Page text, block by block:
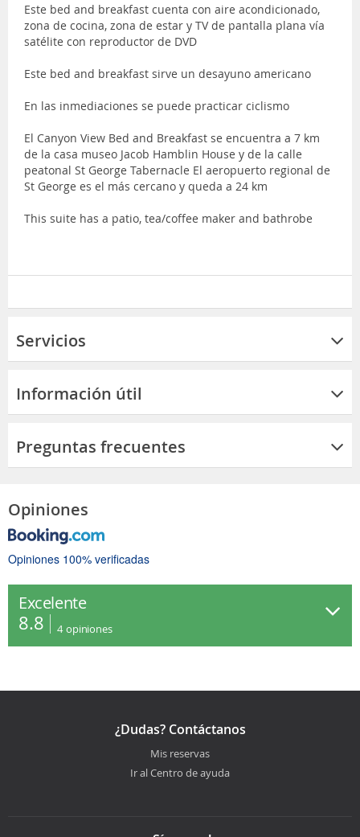
Este bed and breakfast cuenta con aire acondicionado,
zona de cocina, zona de estar y TV de pantalla plana vía
satélite con reproductor de DVD
Este bed and breakfast sirve un desayuno americano
En las inmediaciones se puede practicar ciclismo
El Canyon View Bed and Breakfast se encuentra a 7 km
de la casa museo Jacob Hamblin House y de la calle
peatonal St George Tabernacle El aeropuerto regional de
St George es el más cercano y queda a 24 km
This suite has a patio, tea/coffee maker and bathrobe
Servicios
Información útil
Preguntas frecuentes
Opiniones
Opiniones 100% verificadas
Excelente
8.8 4 opiniones
¿Dudas? Contáctanos
Mis reservas
Ir al Centro de ayuda